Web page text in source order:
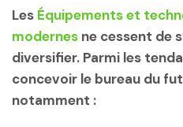
Les Équipements et
modernes ne cessent de
diversifier. Parmi les
concevoir le bureau du
notamment :